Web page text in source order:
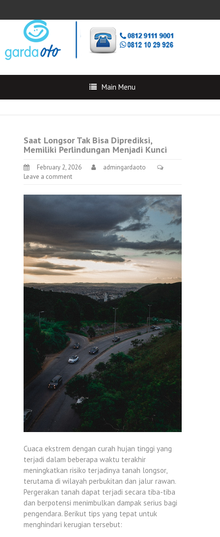
Main Menu
Saat Longsor Tak Bisa Diprediksi,
Memiliki Perlindungan Menjadi Kunci
February 2, 2026
admingardaoto
Leave a comment
Cuaca ekstrem dengan curah hujan tinggi yang
terjadi dalam beberapa waktu terakhir
meningkatkan risiko terjadinya tanah longsor,
terutama di wilayah perbukitan dan jalur rawan.
Pergerakan tanah dapat terjadi secara tiba-tiba
dan berpotensi menimbulkan dampak serius bagi
pengendara. Berikut tips yang tepat untuk
menghindari kerugian tersebut: